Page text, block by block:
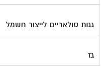
גגות סולאריים לייצור חשמל
גז